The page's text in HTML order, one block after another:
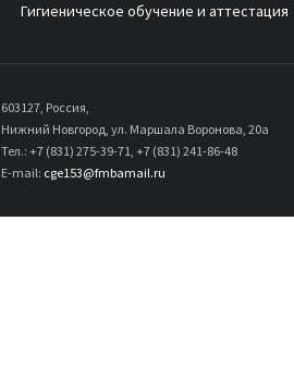
Гигиеническое обучение и аттестация
603127, Россия,
Нижний Новгород, ул. Маршала Воронова, 20а
Тел.: +7 (831) 275-39-71, +7 (831) 241-86-48
E-mail: cge153@fmbamail.ru